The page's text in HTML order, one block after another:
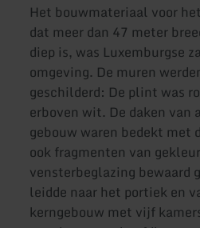
Het bouwmateriaal voor
dat meer dan 47 meter
diep is, was Luxemburgse
omgeving. De muren
geschilderd: De plint was
erboven wit. De daken van
gebouw waren bedekt met
ook fragmenten van
vensterbeglazing bewaard
leidde naar het portiek en
kerngebouw met vijf